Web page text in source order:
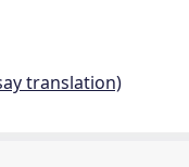
translation)